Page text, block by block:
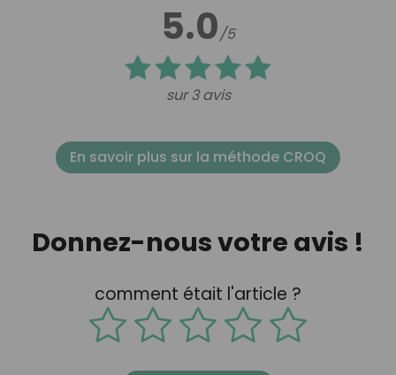
5.0/5
sur 3 avis
En savoir plus sur la méthode CROQ
Donnez-nous votre avis !
comment était l'article ?